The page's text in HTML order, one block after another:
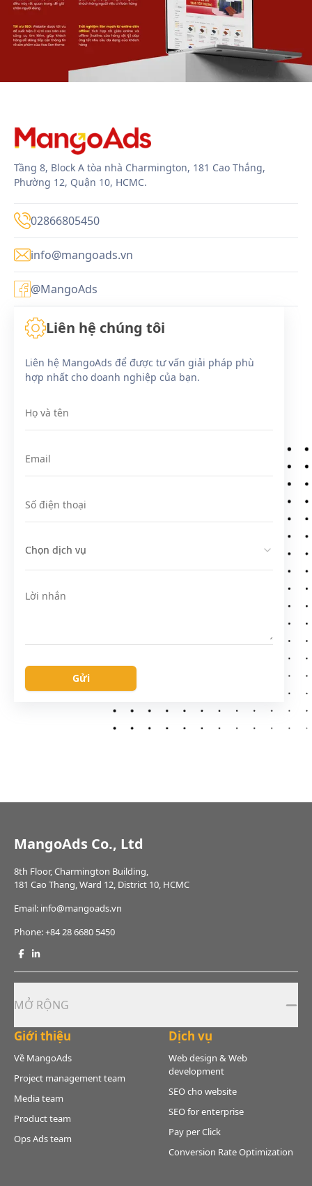
Tầng 8, Block A tòa nhà Charmington, 181 Cao Thắng,
Phường 12, Quận 10, HCMC.
02866805450
info@mangoads.vn
@MangoAds
Liên hệ chúng tôi
Liên hệ MangoAds để được tư vấn giải pháp phù
hợp nhất cho doanh nghiệp của bạn.
Họ và tên
Email
Số điện thoại
Chọn dịch vụ
Chọn dịch vụ
Lời nhắn
Gửi
MangoAds Co., Ltd
8th Floor, Charmington Building,
181 Cao Thang, Ward 12, District 10, HCMC
Email: info@mangoads.vn
Phone:+84 28 6680 5450
MỞ RỘNG
Giới thiệu
Về MangoAds
Project management team
Media team
Product team
Ops Ads team
Dịch vụ
Web design & Web
development
SEO cho website
SEO for enterprise
Pay per Click
Conversion Rate Optimization